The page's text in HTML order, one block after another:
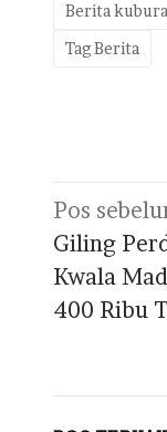
Berita
Tag Berita
pos
Pos
Giling
Kwala
400 Ribu